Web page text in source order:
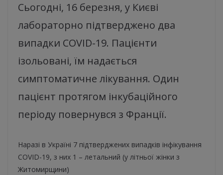
Сьогодні, 16 березня, у Києві
лабораторно підтверджено два
випадки COVID-19. Пацієнти
ізольовані, їм надається
симптоматичне лікування. Один
пацієнт протягом інкубаційного
періоду повернувся з Франції.
Наразі в Україні 7 підтверджених випадків інфікування
COVID-19, з них 1 – летальний (у літньої жінки з
Житомирщини)